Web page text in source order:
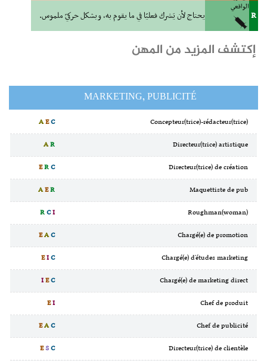
R
الواقعي
يحتاج لأن يَشرك فعليّا في ما يقوم به، وبشكل حركيّ ملموس.
إكتشف المزيد من المهن
MARKETING, PUBLICITÉ
AEC
AR
ERC
AER
RCI
EAC
EIC
IEC
EI
EAC
ESC